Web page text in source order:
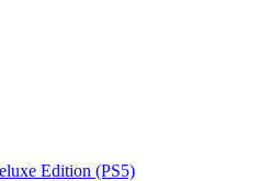
Edition (PS5)